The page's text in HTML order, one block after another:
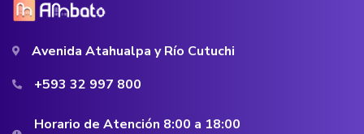
Avenida Atahualpa y Río Cutuchi
+593 32 997 800
Horario de Atención 8:00 a 18:00